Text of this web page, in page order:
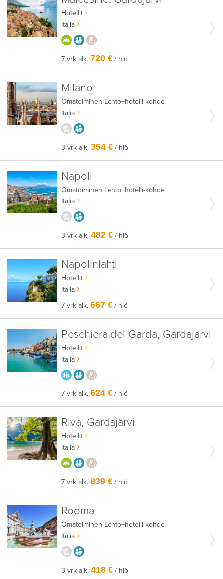
Hotellit
Italia
HYVÄÄN OLOON
AIKUISEEN MAKUUN
7 vrk alk.720 € / hlö
Milano
Omatoiminen Lento+hotelli-kohde
Italia
KAUPUNGISTA KOKEMUKSIA
3 vrk alk.354 € / hlö
Napoli
Omatoiminen Lento+hotelli-kohde
Italia
KAUPUNGISTA KOKEMUKSIA
3 vrk alk.482 € / hlö
Napolinlahti
Hotellit
Italia
7 vrk alk.667 € / hlö
Peschiera del Garda, Gardajärvi
Hotellit
Italia
PARASTA PERHEELLE
AIKUISEEN MAKUUN
7 vrk alk.624 € / hlö
Riva, Gardajärvi
Hotellit
Italia
HYVÄÄN OLOON
AIKUISEEN MAKUUN
7 vrk alk.839 € / hlö
Rooma
Omatoiminen Lento+hotelli-kohde
Italia
KAUPUNGISTA KOKEMUKSIA
3 vrk alk.418 € / hlö